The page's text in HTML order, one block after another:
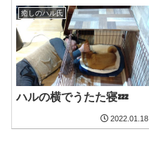
癒しのハル氏
ハルの横でうたた寝💤
2022.01.18